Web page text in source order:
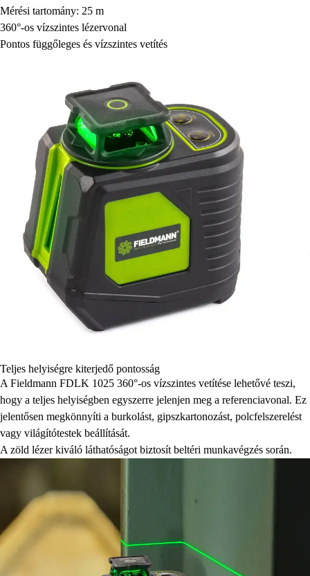
Mérési tartomány: 25 m
360°-os vízszintes lézervonal
Pontos függőleges és vízszintes vetítés
Teljes helyiségre kiterjedő pontosság
A Fieldmann FDLK 1025 360°-os vízszintes vetítése lehetővé teszi,
hogy a teljes helyiségben egyszerre jelenjen meg a referenciavonal. Ez
jelentősen megkönnyíti a burkolást, gipszkartonozást, polcfelszerelést
vagy világítótestek beállítását.
A zöld lézer kiváló láthatóságot biztosít beltéri munkavégzés során.